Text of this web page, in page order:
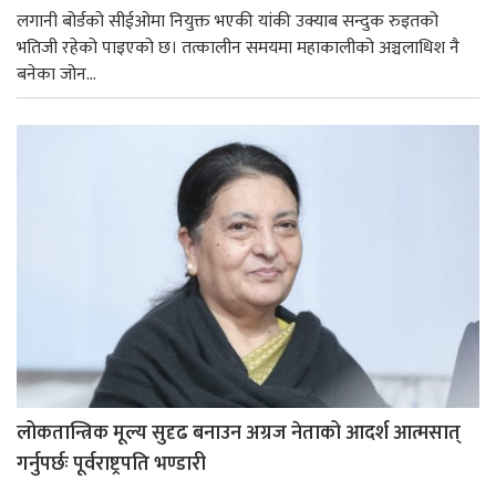
लगानी बोर्डको सीईओमा नियुक्त भएकी यांकी उक्याब सन्दुक रुइतको
भतिजी रहेको पाइएको छ। तत्कालीन समयमा महाकालीको अञ्चलाधिश नै
बनेका जोन...
लोकतान्त्रिक मूल्य सुदृढ बनाउन अग्रज नेताको आदर्श आत्मसात्
गर्नुपर्छः पूर्वराष्ट्रपति भण्डारी